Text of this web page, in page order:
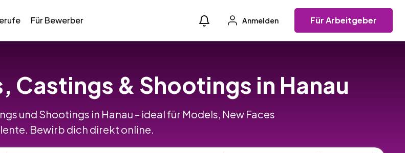
Für Bewerber Anmelden Für Arbeitgeber
& Shootings in Hanau
und Shootings in Hanau – ideal für Models, New Faces
Bewirb dich direkt online.